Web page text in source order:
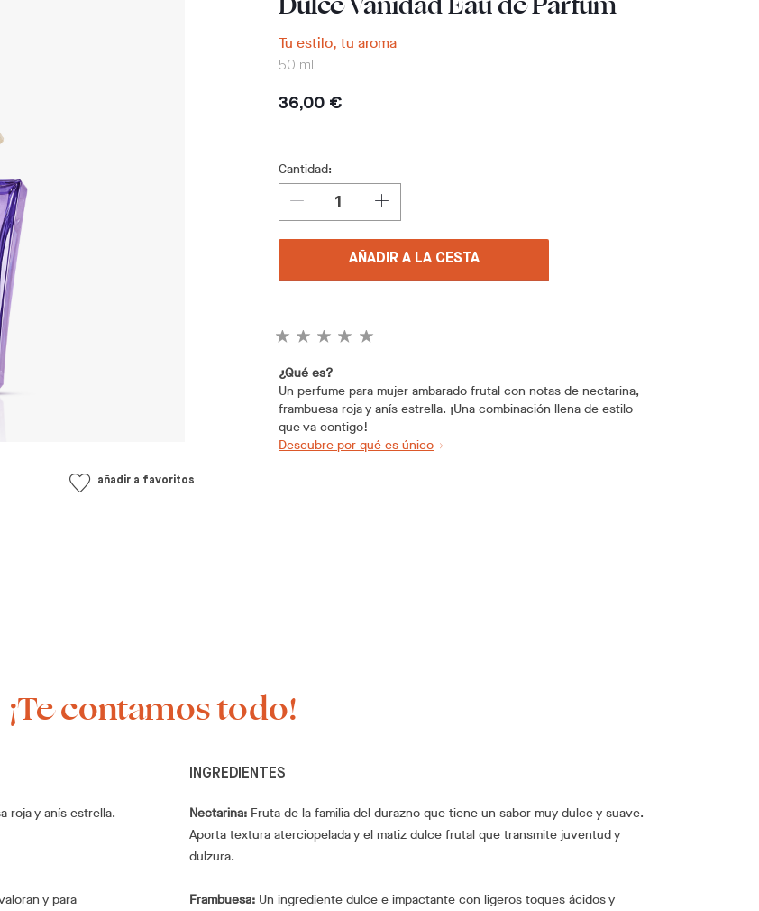
añadir a favoritos
Tu estilo, tu aroma
50 ml
36,00 €
Cantidad:
AÑADIR A LA CESTA
¿Qué es?
Un perfume para mujer ambarado frutal con notas de nectarina,
frambuesa roja y anís estrella. ¡Una combinación llena de estilo
que va contigo!
Descubre por qué es único
¡Te contamos todo!
roja y anís estrella.
y para
INGREDIENTES
Nectarina: Fruta de la familia del durazno que tiene un sabor muy dulce y suave.
Aporta textura aterciopelada y el matiz dulce frutal que transmite juventud y
dulzura.
Frambuesa: Un ingrediente dulce e impactante con ligeros toques ácidos y